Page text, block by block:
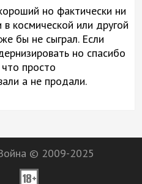
но фактически ни
в космической или другой
бы не сыграл. Если
но спасибо
просто
а не продали.
© 2009-2025